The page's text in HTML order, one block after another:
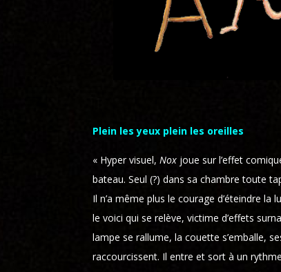
Plein les yeux plein les oreilles
« Hyper visuel,Nox joue sur l’effet
bateau. Seul (?) dans sa chambre toute
Il n’a même plus le courage d’éteindre
le voici qui se relève, victime d’effets
lampe se rallume, la couette s’emballe,
raccourcissent. Il entre et sort à un